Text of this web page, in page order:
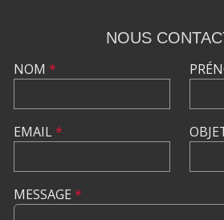
NOUS
NOM *
EMAIL*
MESSAGE *